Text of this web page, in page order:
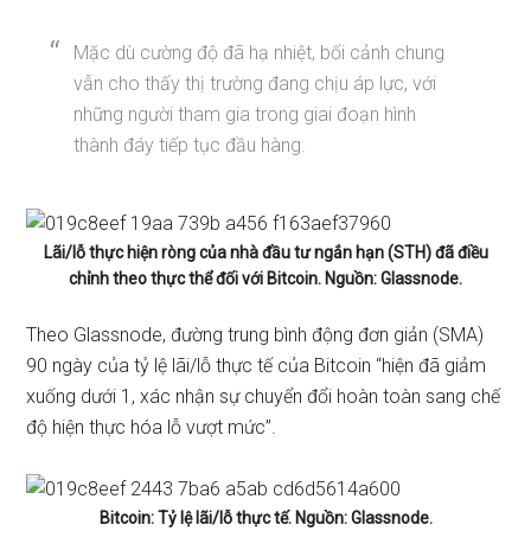
Mặc dù cường độ đã hạ nhiệt, bối cảnh chung
vẫn cho thấy thị trường đang chịu áp lực, với
những người tham gia trong giai đoạn hình
thành đáy tiếp tục đầu hàng.
Lãi/lỗ thực hiện ròng của nhà đầu tư ngắn hạn (STH) đã điều
chỉnh theo thực thể đối với Bitcoin. Nguồn: Glassnode.
Theo Glassnode, đường trung bình động đơn giản (SMA)
90 ngày của tỷ lệ lãi/lỗ thực tế của Bitcoin “hiện đã giảm
xuống dưới 1, xác nhận sự chuyển đổi hoàn toàn sang chế
độ hiện thực hóa lỗ vượt mức”.
Bitcoin: Tỷ lệ lãi/lỗ thực tế. Nguồn: Glassnode.